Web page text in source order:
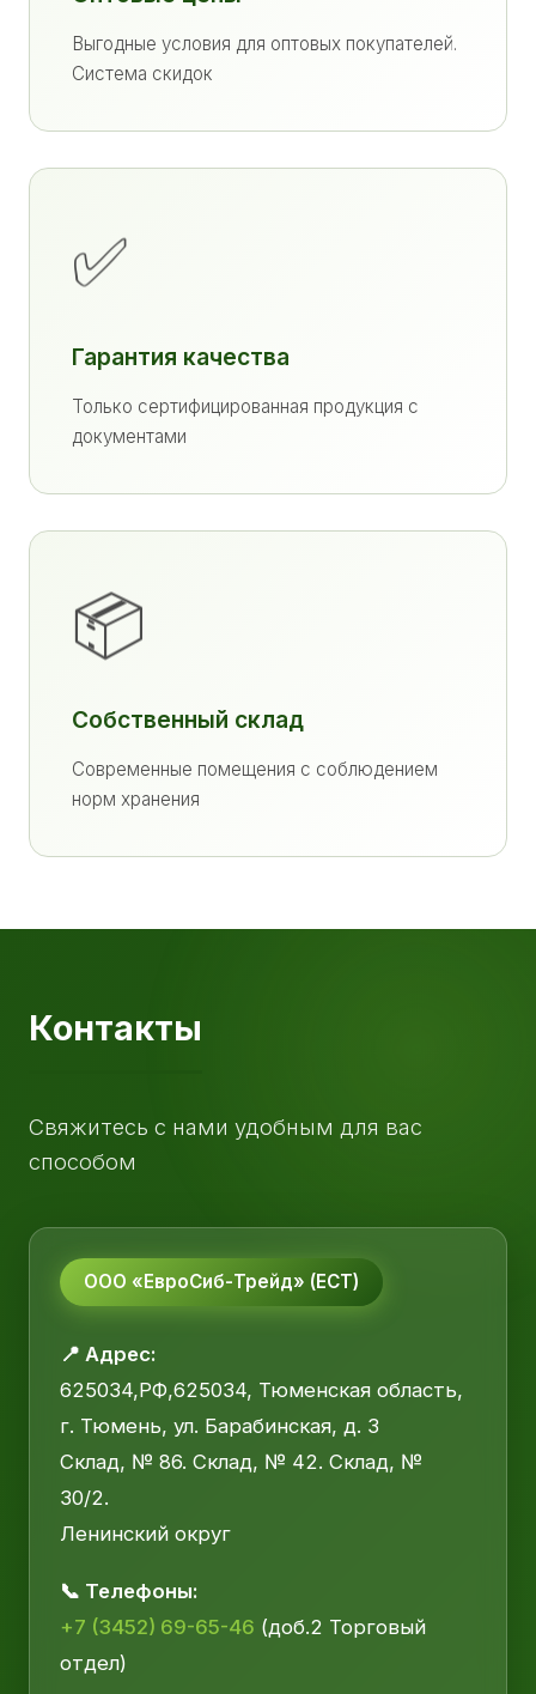
Выгодные условия для оптовых покупателей.
Система скидок
✅
Гарантия качества
Только сертифицированная продукция с
документами
📦
Собственный склад
Современные помещения с соблюдением
норм хранения
Контакты
Свяжитесь с нами удобным для вас
способом
ООО «ЕвроСиб-Трейд» (ЕСТ)
📍 Адрес:
625034,РФ,625034, Тюменская область,
г. Тюмень, ул. Барабинская, д. 3
Склад, № 86. Склад, № 42. Склад, №
30/2.
Ленинский округ
📞 Телефоны:
+7 (3452) 69-65-46 (доб.2 Торговый
отдел)